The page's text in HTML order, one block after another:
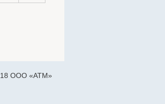
ООО «АТМ»